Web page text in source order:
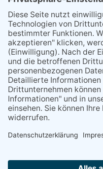
vermittelt.
Eine digitale
ob sie die Aufgaben im
Mithilfe der
Unternehmen können
kostenlos an die
ausgegeben werden. Ein
sehr gerne anschließen.
Möchten Sie mehr über